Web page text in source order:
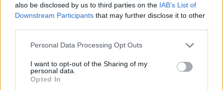
also be disclosed by us to third parties on the IAB’s List of
Downstream Participants that may further disclose it to other
Please note that this website/app uses one or more Google
not limited to your visit or usage behaviour. You may click to
grant or deny consent to Google and its third-party tags to
use your data for below specified purposes in below Google
Personal Data Processing Opt Outs
I want to opt-out of the Sharing of my
personal data.
Opted In
Continua a leggere